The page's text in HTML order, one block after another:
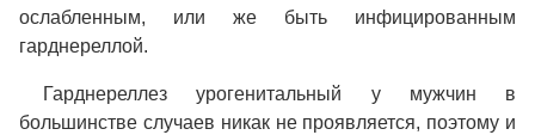
ослабленным, или же быть инфицированным
гарднереллой.
Гарднереллез урогенитальный у мужчин в
большинстве случаев никак не проявляется, поэтому и